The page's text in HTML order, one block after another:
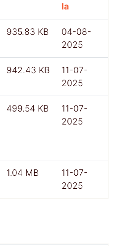
la
935.83 KB
04-08-
2025
942.43 KB
11-07-
2025
499.54 KB
11-07-
2025
1.04 MB
11-07-
2025